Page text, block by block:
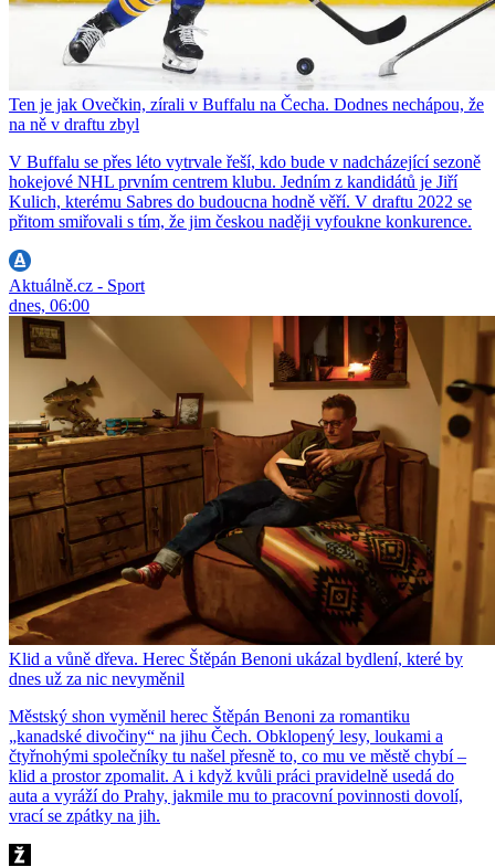
Ten je jak Ovečkin, zírali v Buffalu na Čecha. Dodnes nechápou, že
na ně v draftu zbyl
V Buffalu se přes léto vytrvale řeší, kdo bude v nadcházející sezoně
hokejové NHL prvním centrem klubu. Jedním z kandidátů je Jiří
Kulich, kterému Sabres do budoucna hodně věří. V draftu 2022 se
přitom smiřovali s tím, že jim českou naději vyfoukne konkurence.
Aktuálně.cz - Sport
dnes, 06:00
Klid a vůně dřeva. Herec Štěpán Benoni ukázal bydlení, které by
dnes už za nic nevyměnil
Městský shon vyměnil herec Štěpán Benoni za romantiku
„kanadské divočiny“ na jihu Čech. Obklopený lesy, loukami a
čtyřnohými společníky tu našel přesně to, co mu ve městě chybí –
klid a prostor zpomalit. A i když kvůli práci pravidelně usedá do
auta a vyráží do Prahy, jakmile mu to pracovní povinnosti dovolí,
vrací se zpátky na jih.